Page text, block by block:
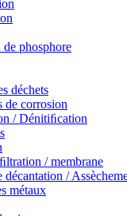
phosphore
déchets
de corrosion
/ Dénitiﬁcation
/ membrane
décantation /
métaux